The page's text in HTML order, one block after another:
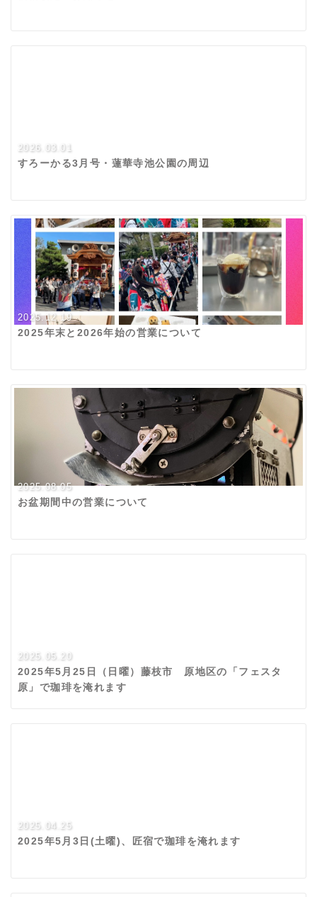
2026.03.01
すろーかる3月号・蓮華寺池公園の周辺
2025.12.19
2025年末と2026年始の営業について
2025.08.05
お盆期間中の営業について
2025.05.20
2025年5月25日（日曜）藤枝市 原地区の「フェスタ
原」で珈琲を淹れます
2025.04.25
2025年5月3日(土曜)、匠宿で珈琲を淹れます